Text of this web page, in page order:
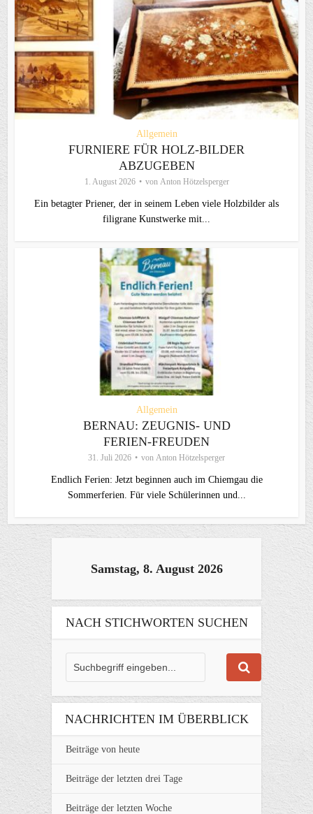
Allgemein
FURNIERE FÜR HOLZ-BILDER
ABZUGEBEN
1. August 2026 von Anton Hötzelsperger
Ein betagter Priener, der in seinem Leben viele Holzbilder als
filigrane Kunstwerke mit...
Allgemein
BERNAU: ZEUGNIS- UND
FERIEN-FREUDEN
31. Juli 2026 von Anton Hötzelsperger
Endlich Ferien: Jetzt beginnen auch im Chiemgau die
Sommerferien. Für viele Schülerinnen und...
Samstag, 8. August 2026
NACH STICHWORTEN SUCHEN
NACHRICHTEN IM ÜBERBLICK
Beiträge von heute
Beiträge der letzten drei Tage
Beiträge der letzten Woche